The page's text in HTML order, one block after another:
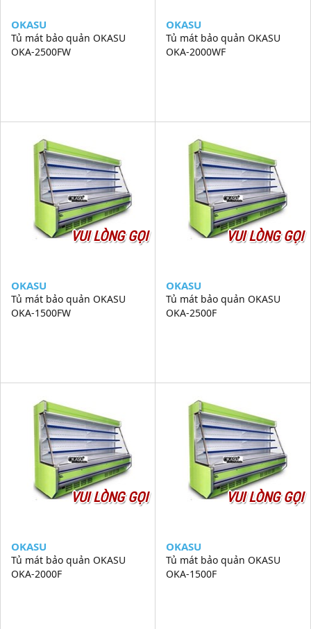
OKASU
Tủ mát bảo quản OKASU
OKA-2500FW
OKASU
Tủ mát bảo quản OKASU
OKA-2000WF
VUI LÒNG GỌI
OKASU
Tủ mát bảo quản OKASU
OKA-1500FW
VUI LÒNG GỌI
OKASU
Tủ mát bảo quản OKASU
OKA-2500F
VUI LÒNG GỌI
OKASU
Tủ mát bảo quản OKASU
OKA-2000F
VUI LÒNG GỌI
OKASU
Tủ mát bảo quản OKASU
OKA-1500F